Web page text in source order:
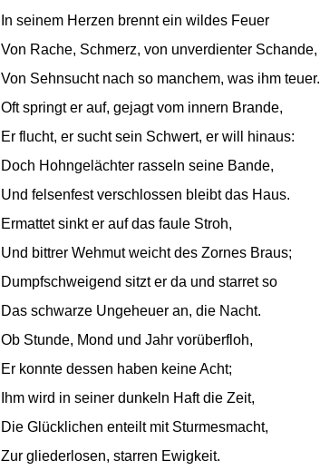
In seinem Herzen brennt ein wildes Feuer
Von Rache, Schmerz, von unverdienter Schande,
Von Sehnsucht nach so manchem, was ihm teuer.
Oft springt er auf, gejagt vom innern Brande,
Er flucht, er sucht sein Schwert, er will hinaus:
Doch Hohngelächter rasseln seine Bande,
Und felsenfest verschlossen bleibt das Haus.
Ermattet sinkt er auf das faule Stroh,
Und bittrer Wehmut weicht des Zornes Braus;
Dumpfschweigend sitzt er da und starret so
Das schwarze Ungeheuer an, die Nacht.
Ob Stunde, Mond und Jahr vorüberfloh,
Er konnte dessen haben keine Acht;
Ihm wird in seiner dunkeln Haft die Zeit,
Die Glücklichen enteilt mit Sturmesmacht,
Zur gliederlosen, starren Ewigkeit.